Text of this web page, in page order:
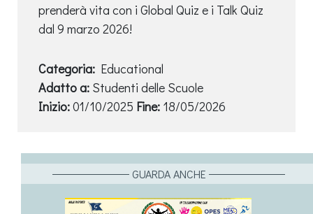
prenderà vita con i Global Quiz e i Talk Quiz
dal 9 marzo 2026!
Categoria: Educational
Adatto a: Studenti delle Scuole
Inizio:01/10/2025 Fine: 18/05/2026
GUARDA ANCHE